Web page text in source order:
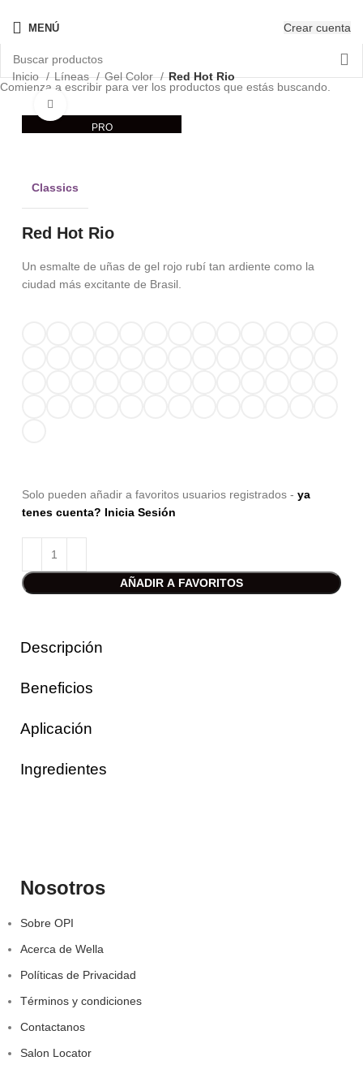
MENÚ Crear cuenta
Inicio Líneas Gel Color Red Hot Rio
PRO
Classics
Red Hot Rio
Un esmalte de uñas de gel rojo rubí tan ardiente como la
ciudad más excitante de Brasil.
Solo pueden añadir a favoritos usuarios registrados - ya
tenes cuenta? Inicia Sesión
AÑADIR A FAVORITOS
Descripción
Beneficios
Aplicación
Ingredientes
Nosotros
Sobre OPI
Acerca de Wella
Políticas de Privacidad
Términos y condiciones
Contactanos
Salon Locator
Comienza a escribir para ver los productos que estás buscando.